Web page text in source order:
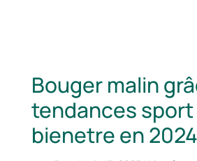
Bouger malin
tendances
bienetre en 2024